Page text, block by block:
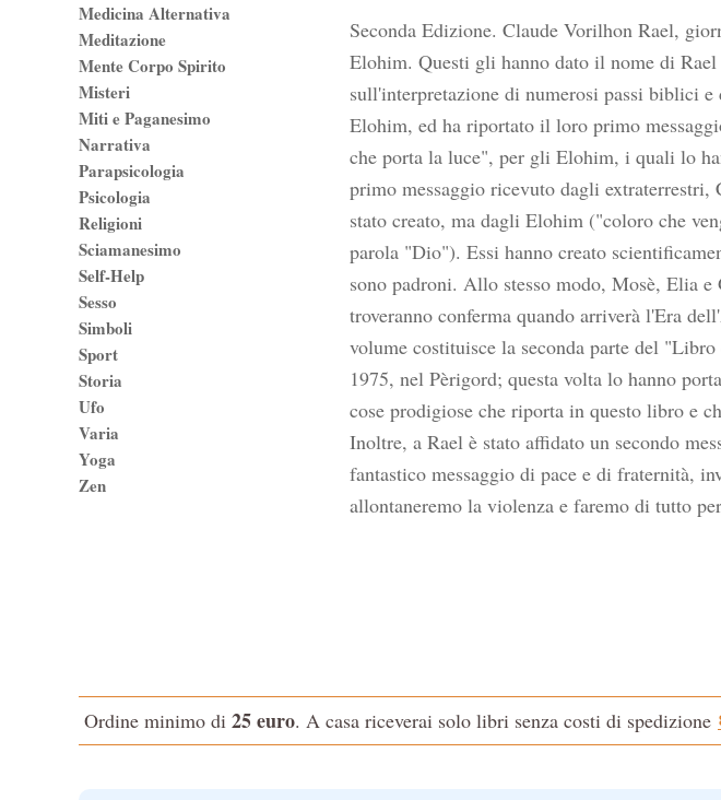
Seconda Edizione. Claude Vorilhon Rael,
Elohim. Questi gli hanno dato il nome di
sull'interpretazione di numerosi passi biblici
Elohim, ed ha riportato il loro primo
che porta la luce", per gli Elohim, i quali lo
primo messaggio ricevuto dagli extraterrestri,
stato creato, ma dagli Elohim ("coloro che
parola "Dio"). Essi hanno creato
sono padroni. Allo stesso modo, Mosè, Elia
troveranno conferma quando arriverà l'Era
volume costituisce la seconda parte del
1975, nel Pèrigord; questa volta lo hanno
cose prodigiose che riporta in questo libro e
Inoltre, a Rael è stato affidato un secondo
fantastico messaggio di pace e di fraternità,
allontaneremo la violenza e faremo di tutto
Medicina Alternativa
Meditazione
Mente Corpo Spirito
Misteri
Miti e Paganesimo
Narrativa
Parapsicologia
Psicologia
Religioni
Sciamanesimo
Self-Help
Sesso
Simboli
Sport
Storia
Ufo
Varia
Yoga
Zen
Ordine minimo di 25 euro. A casa riceverai solo libri senza costi di spedizione